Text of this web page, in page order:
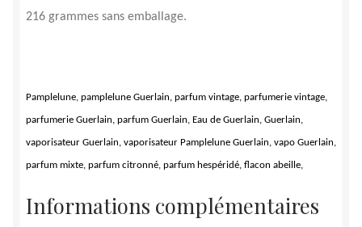
216 grammes sans emballage.
Pamplelune, pamplelune Guerlain, parfum vintage, parfumerie vintage,
parfumerie Guerlain, parfum Guerlain, Eau de Guerlain, Guerlain,
vaporisateur Guerlain, vaporisateur Pamplelune Guerlain, vapo Guerlain,
parfum mixte, parfum citronné, parfum hespéridé, flacon abeille,
Informations complémentaires